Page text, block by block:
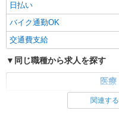
時給
り） ※
静岡県
い！！
日払い
バイク通勤OK
交通費支給
同じ職種から求人を探す
医療
関連す